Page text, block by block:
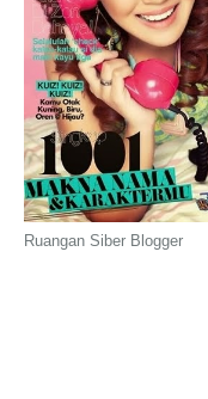
Ruangan Siber Blogger